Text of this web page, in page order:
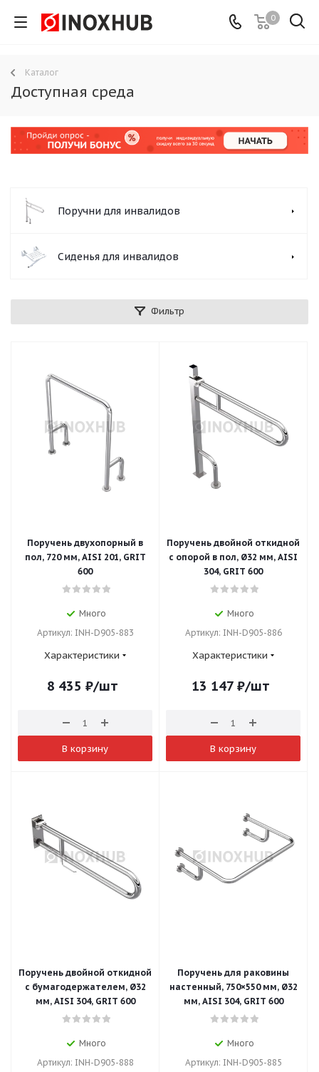
0
Каталог
Доступная среда
Поручни для инвалидов
Сиденья для инвалидов
Фильтр
Поручень двухопорный в
пол, 720 мм, AISI 201, GRIT
600
Много
Артикул: INH-D905-883
Характеристики
8 435 ₽/шт
В корзину
Поручень двойной откидной
с опорой в пол, Ø32 мм, AISI
304, GRIT 600
Много
Артикул: INH-D905-886
Характеристики
13 147 ₽/шт
В корзину
Поручень двойной откидной
с бумагодержателем, Ø32
мм, AISI 304, GRIT 600
Много
Артикул: INH-D905-888
Поручень для раковины
настенный, 750×550 мм, Ø32
мм, AISI 304, GRIT 600
Много
Артикул: INH-D905-885